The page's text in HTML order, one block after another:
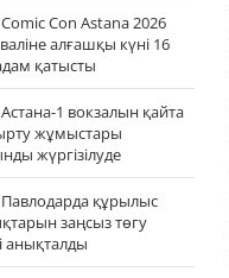
Comic Con Astana 2026
алғашқы күні 16
қатысты
Астана-1 вокзалын қайта
жұмыстары
жүргізілуде
Павлодарда құрылыс
заңсыз төгу
анықталды